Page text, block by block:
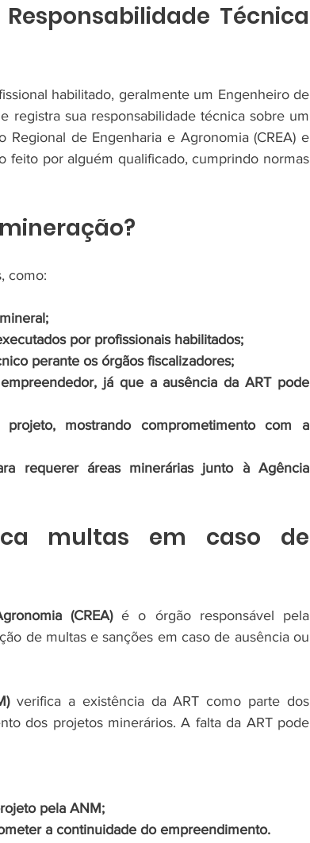
Técnica
habilitado, geralmente um Engenheiro de
registra sua responsabilidade técnica sobre um
de Engenharia e Agronomia (CREA) e
feito por alguém qualificado, cumprindo normas
como:
por profissionais habilitados;
perante os órgãos fiscalizadores;
já que a ausência da ART pode
mostrando comprometimento com a
requerer áreas minerárias junto à Agência
multas em caso de
(CREA) é o órgão responsável pela
de multas e sanções em caso de ausência ou
verifica a existência da ART como parte dos
dos projetos minerários. A falta da ART pode
pela ANM;
a continuidade do empreendimento.